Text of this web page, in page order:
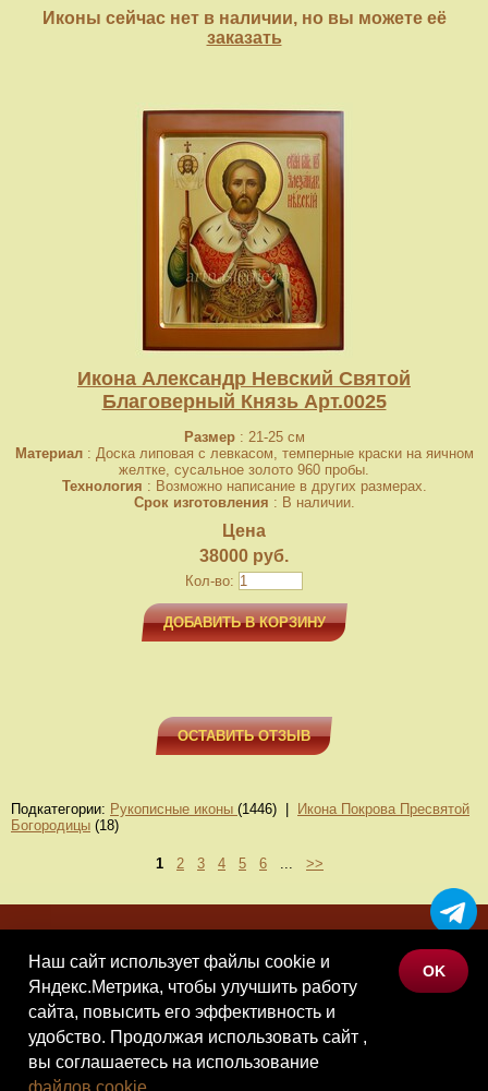
Иконы сейчас нет в наличии, но вы можете её
заказать
Икона Александр Невский Святой
Благоверный Князь Арт.0025
Размер: 21-25 см
Материал: Доска липовая с левкасом, темперные краски на яичном
желтке, сусальное золото 960 пробы.
Технология : Возможно написание в других размерах.
Срок изготовления : В наличии.
Цена
38000 руб.
Кол-во:
ДОБАВИТЬ В КОРЗИНУ
ОСТАВИТЬ ОТЗЫВ
Подкатегории: Рукописные иконы (1446) |
Икона Покрова Пресвятой
Богородицы (18)
1 2 3 4 5 6 ... >>
КАТАЛОГ ТОВАРОВ
КОНТАКТЫ
Наш сайт использует файлы cookie и
Яндекс.Метрика, чтобы улучшить работу
сайта, повысить его эффективность и
удобство. Продолжая использовать сайт ,
вы соглашаетесь на использование
файлов cookie
OK